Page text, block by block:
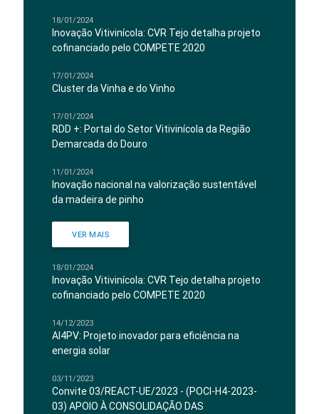
18/01/2024
Inovação Vitivinícola: CVR Tejo detalha projeto
cofinanciado pelo COMPETE 2020
17/01/2024
Cluster da Vinha e do Vinho
17/01/2024
RDD +: Portal do Setor Vitivinícola da Região
Demarcada do Douro
11/01/2024
Inovação nacional na valorização sustentável
da madeira de pinho
VER MAIS
18/01/2024
Inovação Vitivinícola: CVR Tejo detalha projeto
cofinanciado pelo COMPETE 2020
14/12/2023
AI4PV: Projeto inovador para eficiência na
energia solar
03/11/2023
Convite 03/REACT-UE/2023 - (POCI-H4-2023-
03) APOIO À CONSOLIDAÇÃO DAS